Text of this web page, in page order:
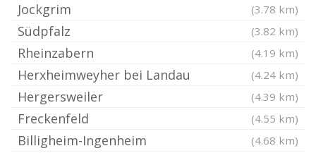
Jockgrim (3.78 km)
Südpfalz (3.82 km)
Rheinzabern (4.19 km)
Herxheimweyher bei Landau (4.24 km)
Hergersweiler (4.39 km)
Freckenfeld (4.55 km)
Billigheim-Ingenheim (4.68 km)